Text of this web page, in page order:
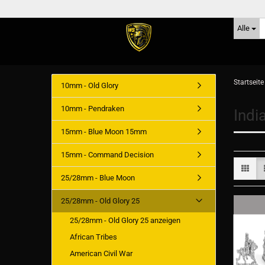
Alle
Startseite
10mm - Old Glory
10mm - Pendraken
15mm - Blue Moon 15mm
15mm - Command Decision
25/28mm - Blue Moon
25/28mm - Old Glory 25
25/28mm - Old Glory 25 anzeigen
African Tribes
American Civil War